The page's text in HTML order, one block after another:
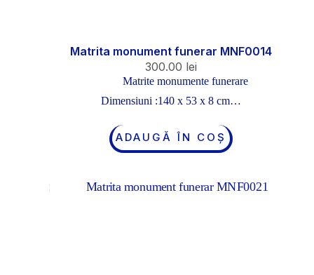
Matrita monument funerar MNF0014
300.00 lei
Matrite monumente funerare
Dimensiuni :140 x 53 x 8 cm…
ADAUGĂ ÎN COȘ